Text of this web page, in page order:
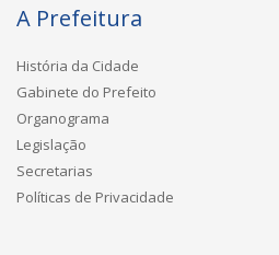
A Prefeitura
História da Cidade
Gabinete do Prefeito
Organograma
Legislação
Secretarias
Políticas de Privacidade